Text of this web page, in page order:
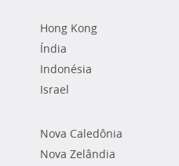
Hong Kong
Índia
Indonésia
Israel
Nova Caledônia
Nova Zelândia